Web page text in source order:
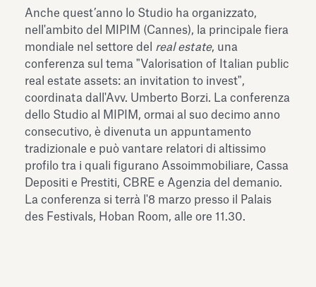
ampliando gli spazi espositivi
dell’Antiquarium di Villa Albani
Torlonia
Leggi tutto
Anche quest’anno lo Studio ha organizzato,
nell'ambito del MIPIM (Cannes), la principale fiera
mondiale nel settore del
real estate, una
conferenza sul tema "Valorisation of Italian public
real estate assets: an invitation to invest",
coordinata dall'Avv. Umberto Borzi. La conferenza
dello Studio al MIPIM, ormai al suo decimo anno
consecutivo, è divenuta un appuntamento
tradizionale e può vantare relatori di altissimo
profilo tra i quali figurano Assoimmobiliare, Cassa
Depositi e Prestiti, CBRE e Agenzia del demanio.
La conferenza si terrà l'8 marzo presso il Palais
des Festivals, Hoban Room, alle ore 11.30.